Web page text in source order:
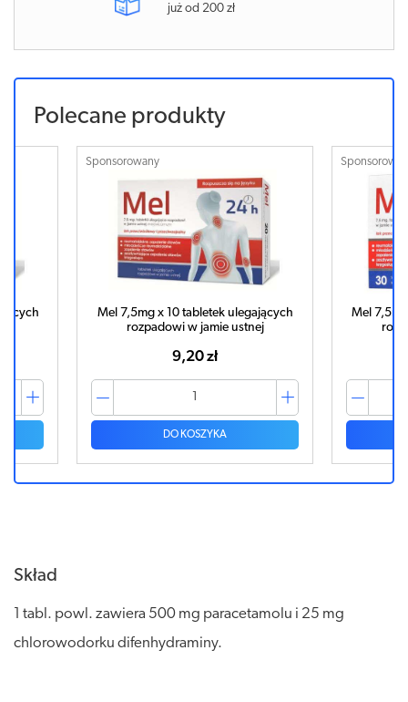
już od 200 zł
Polecane produkty
Sponsorowany
Mel 7,5mg x 10 tabletek ulegających
rozpadowi w jamie ustnej
9,20 zł
DO KOSZYKA
Mel
Skład
1 tabl. powl. zawiera 500 mg paracetamolu i 25 mg
chlorowodorku difenhydraminy.